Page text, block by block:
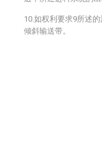
10.如权利要求9所述
倾斜输送带。